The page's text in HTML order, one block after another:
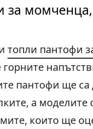
за
топли пантофи
горните
пантофи ще
а моделите
които ще